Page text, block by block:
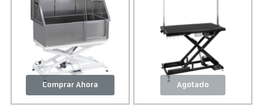
Comprar Ahora Agotado